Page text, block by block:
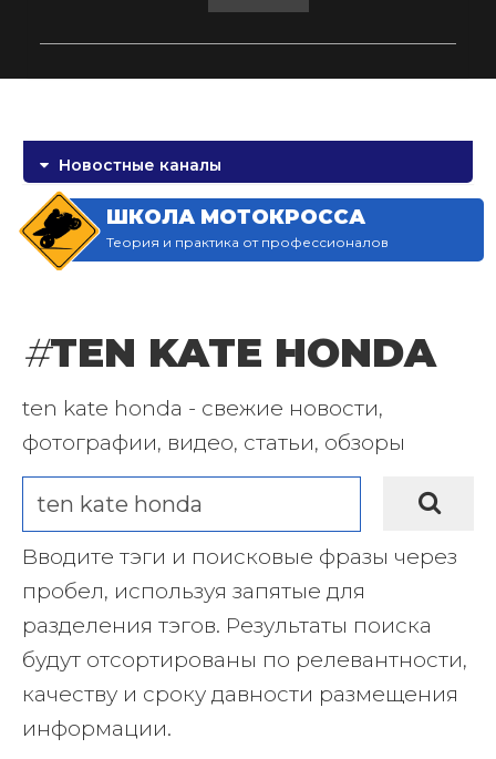
Новостные каналы
ШКОЛА МОТОКРОССА
Теория и практика от профессионалов
#TEN KATE HONDA
ten kate honda - свежие новости,
фотографии, видео, статьи, обзоры
Вводите тэги и поисковые фразы через
пробел, используя запятые для
разделения тэгов. Результаты поиска
будут отсортированы по релевантности,
качеству и сроку давности размещения
информации.